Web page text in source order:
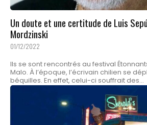
Un doute et une certitude de Luis
Mordzinski
01/12/2022
Ils se sont rencontrés au festival
Malo. À l’époque, l’écrivain chilien se
béquilles. En effet, celui-ci souffrait des...